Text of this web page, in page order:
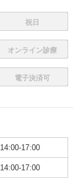
祝日
オンライン診療
電子決済可
14:00-17:00
14:00-17:00